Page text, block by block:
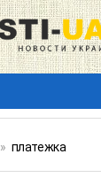
» платежка